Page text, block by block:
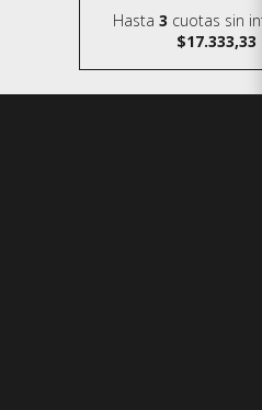
Hasta3 cuotas sin
$17.333,33